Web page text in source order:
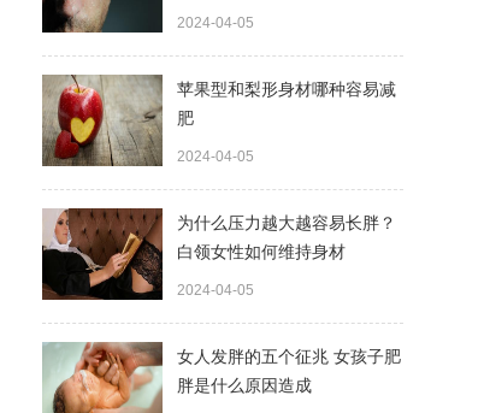
2024-04-05
苹果型和梨形身材哪种容易减
肥
2024-04-05
为什么压力越大越容易长胖？
白领女性如何维持身材
2024-04-05
女人发胖的五个征兆 女孩子肥
胖是什么原因造成